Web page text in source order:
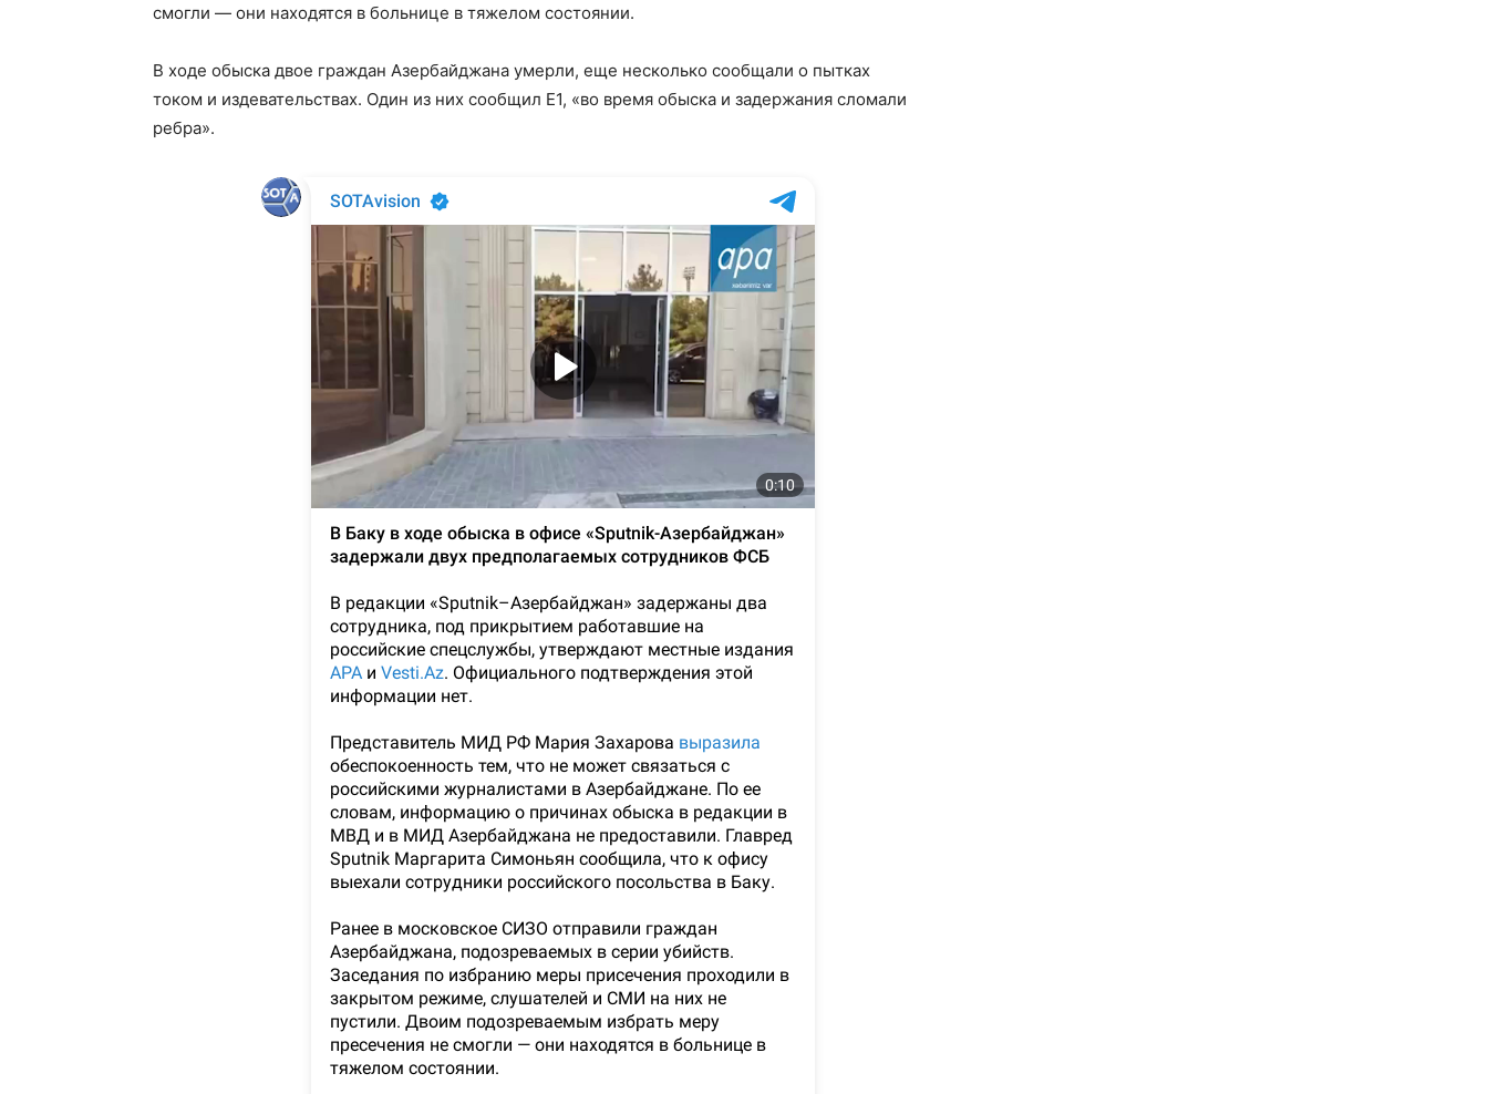
смогли — они находятся в больнице в тяжелом состоянии.
В ходе обыска двое граждан Азербайджана умерли, еще несколько сообщали о пытках
током и издевательствах. Один из них сообщил E1, «во время обыска и задержания сломали
ребра».